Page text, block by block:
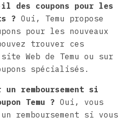
il des coupons pour les
? Oui, Temu propose
pour les nouveaux
trouver ces
Web de Temu ou sur
spécialisés.
remboursement si
Temu ? Oui, vous
remboursement si vous